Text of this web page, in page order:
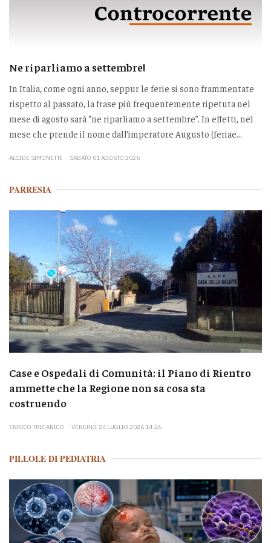
Ne riparliamo a settembre!
In Italia, come ogni anno, seppur le ferie si sono frammentate
rispetto al passato, la frase più frequentemente ripetuta nel
mese di agosto sarà “ne riparliamo a settembre”. In effetti, nel
mese che prende il nome dall’imperatore Augusto (feriae...
ALCIDE SIMONETTI SABATO 01 AGOSTO 2026
PARRESIA
Case e Ospedali di Comunità: il Piano di Rientro
ammette che la Regione non sa cosa sta
costruendo
ENRICO TRICANICO VENERDÌ 24 LUGLIO 2026 14:26
PILLOLE DI PEDIATRIA